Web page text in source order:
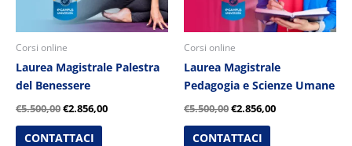
Corsi online
Laurea Magistrale Palestra
del Benessere
€5.500,00€2.856,00
CONTATTACI
Corsi online
Laurea Magistrale
Pedagogia e Scienze Umane
€5.500,00€2.856,00
CONTATTACI